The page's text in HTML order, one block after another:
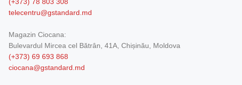
telecentru@gstandard.md
Magazin Ciocana:
Bulevardul Mircea cel Bătrân, 41A, Chișinău, Moldova
(+373) 69 693 868
ciocana@gstandard.md